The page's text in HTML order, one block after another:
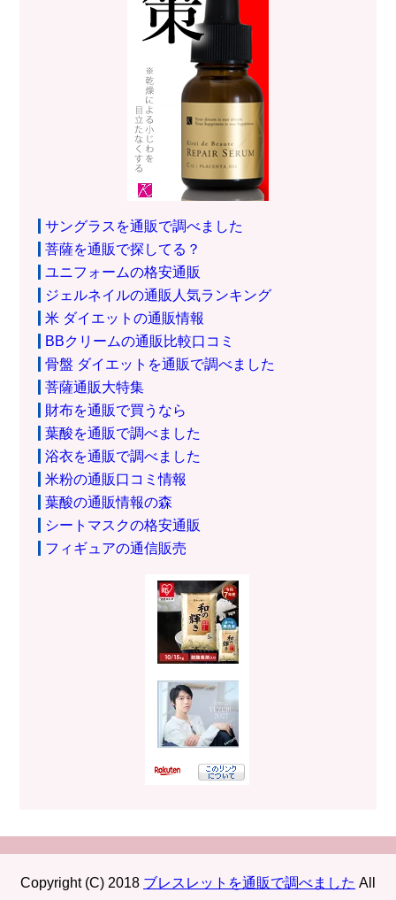
サングラスを通販で調べました
菩薩を通販で探してる？
ユニフォームの格安通販
ジェルネイルの通販人気ランキング
米 ダイエットの通販情報
BBクリームの通販比較口コミ
骨盤 ダイエットを通販で調べました
菩薩通販大特集
財布を通販で買うなら
葉酸を通販で調べました
浴衣を通販で調べました
米粉の通販口コミ情報
葉酸の通販情報の森
シートマスクの格安通販
フィギュアの通信販売
Copyright (C) 2018 ブレスレットを通販で調べました All